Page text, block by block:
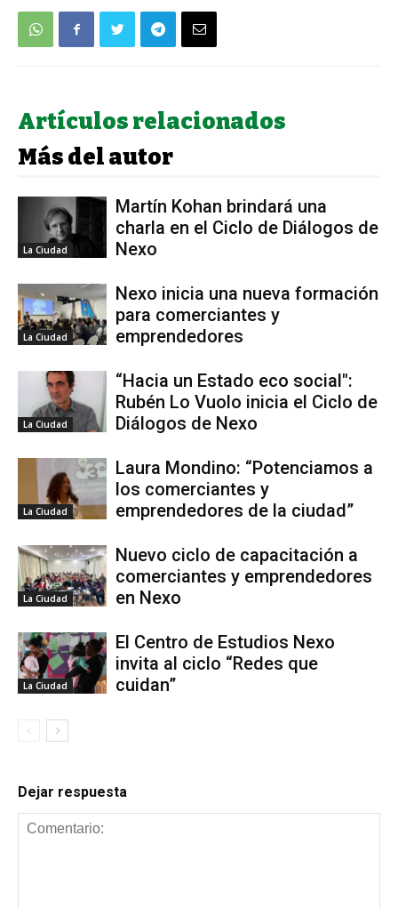
Artículos relacionados
Más del autor
La Ciudad
Martín Kohan brindará una
charla en el Ciclo de Diálogos de
Nexo
La Ciudad
Nexo inicia una nueva formación
para comerciantes y
emprendedores
La Ciudad
“Hacia un Estado eco social":
Rubén Lo Vuolo inicia el Ciclo de
Diálogos de Nexo
La Ciudad
Laura Mondino: “Potenciamos a
los comerciantes y
emprendedores de la ciudad”
La Ciudad
Nuevo ciclo de capacitación a
comerciantes y emprendedores
en Nexo
La Ciudad
El Centro de Estudios Nexo
invita al ciclo “Redes que
cuidan”
Dejar respuesta